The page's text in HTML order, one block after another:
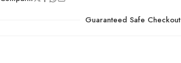
Guaranteed Safe Checkout